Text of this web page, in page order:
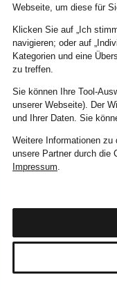
Webseite, um diese für
Klicken Sie auf „Ich
navigieren; oder auf
Kategorien und eine
zu treffen.
Sie können Ihre Tool-
unserer Webseite). Der
und Ihrer Daten. Sie
Weitere Informationen zu
unsere Partner durch die
Impressum.